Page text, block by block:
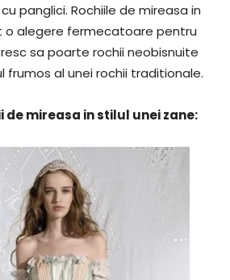
panglici. Rochiile de mireasa in
o alegere fermecatoare pentru
sa poarte rochii neobisnuite
frumos al unei rochii traditionale.
de mireasa in stilul unei zane: